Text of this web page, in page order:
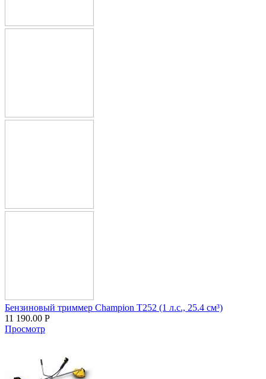
Бензиновый триммер Champion T252 (1 л.с., 25.4 см³)
11 190.00 Р
Просмотр